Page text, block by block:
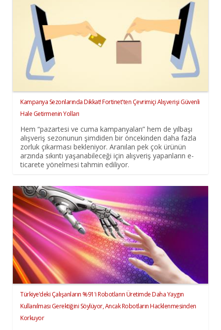
Kampanya Sezonlarında Dikkat! Fortinet'ten Çevrimiçi Alışverişi Güvenli
Hale Getirmenin Yolları
Hem “pazartesi ve cuma kampanyaları” hem de yılbaşı
alışveriş sezonunun şimdiden bir öncekinden daha fazla
zorluk çıkarması bekleniyor. Aranılan pek çok ürünün
arzında sıkıntı yaşanabileceği için alışveriş yapanların e-
ticarete yönelmesi tahmin ediliyor.
Türkiye’deki Çalışanların %91'i Robotların Üretimde Daha Yaygın
Kullanılması Gerektiğini Söylüyor, Ancak Robotların Hacklenmesinden
Korkuyor